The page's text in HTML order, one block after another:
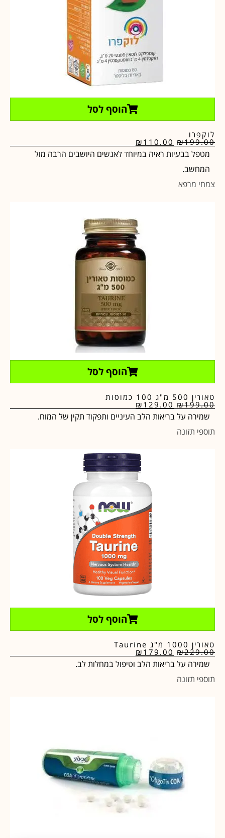
הוסף לסל
לוקפרו
₪199.00
₪ 110.00
מטפל בבעיות ראיה במיוחד לאנשים היושבים הרבה מול
המחשב.
צמחי מרפא
הוסף לסל
טאורין 500 מ"ג 100 כמוסות
₪199.00
₪ 129.00
שמירה על בריאות הלב העיניים ותפקוד תקין של המוח.
תוספי תזונה
הוסף לסל
טאורין 1000 מ"ג Taurine
₪229.00
₪ 179.00
שמירה על בריאות הלב וטיפול במחלות לב.
תוספי תזונה